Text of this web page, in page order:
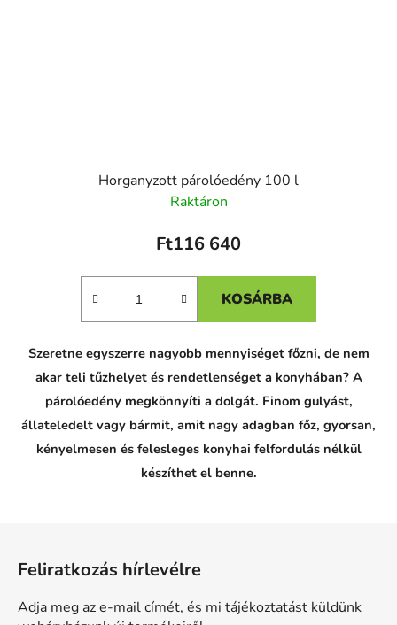
Horganyzott párolóedény 100 l
Raktáron
Ft116 640
KOSÁRBA
Szeretne egyszerre nagyobb mennyiséget főzni, de nem
akar teli tűzhelyet és rendetlenséget a konyhában? A
párolóedény megkönnyíti a dolgát. Finom gulyást,
állateledelt vagy bármit, amit nagy adagban főz, gyorsan,
kényelmesen és felesleges konyhai felfordulás nélkül
készíthet el benne.
Feliratkozás hírlevélre
Adja meg az e-mail címét, és mi tájékoztatást küldünk